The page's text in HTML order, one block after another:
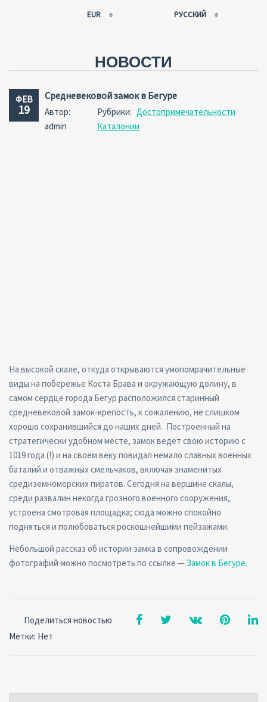
EUR
RUB
CNY
РУССКИЙ
ESPAÑOL
НОВОСТИ
ФЕВ
19
Средневековой замок в Бегуре
Автор:
admin
Рубрики: Достопримечательности
Каталонии
На высокой скале, откуда открываются умопомрачительные
виды на побережье Коста Брава и окружающую долину, в
самом сердце города Бегур расположился старинный
средневековой замок-крепость, к сожалению, не слишком
хорошо сохранившийся до наших дней. Построенный на
стратегически удобном месте, замок ведет свою историю с
1019 года (!) и на своем веку повидал немало славных военных
баталий и отважных смельчаков, включая знаменитых
средиземноморских пиратов. Сегодня на вершине скалы,
среди развалин некогда грозного военного сооружения,
устроена смотровая площадка; сюда можно спокойно
подняться и полюбоваться роскошнейшими пейзажами.
Небольшой рассказ об истории замка в сопровождении
фотографий можно посмотреть по ссылке —Замок в Бегуре.
Поделиться новостью
Метки: Нет